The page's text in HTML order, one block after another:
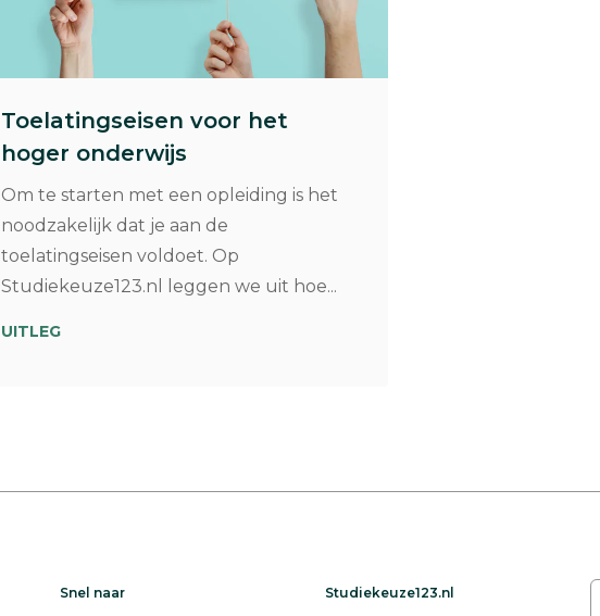
Toelatingseisen voor het
hoger onderwijs
Om te starten met een opleiding is het
noodzakelijk dat je aan de
toelatingseisen voldoet. Op
Studiekeuze123.nl leggen we uit hoe...
UITLEG
Snel naar Studiekeuze123.nl